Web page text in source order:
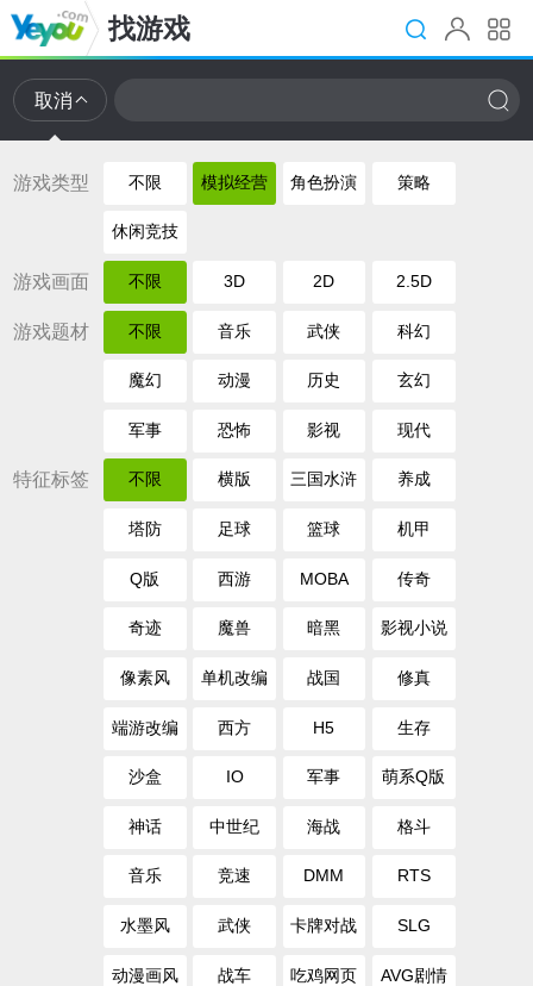
找游戏
取消
游戏类型 不限 模拟经营 角色扮演 策略
休闲竞技
游戏画面 不限 3D 2D 2.5D
游戏题材 不限 音乐 武侠 科幻
魔幻 动漫 历史 玄幻
军事 恐怖 影视 现代
特征标签 不限 横版 三国水浒 养成
塔防 足球 篮球 机甲
Q版 西游 MOBA 传奇
奇迹 魔兽 暗黑 影视小说
像素风 单机改编 战国 修真
端游改编 西方 H5 生存
沙盒 IO 军事 萌系Q版
神话 中世纪 海战 格斗
音乐 竞速 DMM RTS
水墨风 武侠 卡牌对战 SLG
动漫画风 战车 吃鸡网页 AVG剧情